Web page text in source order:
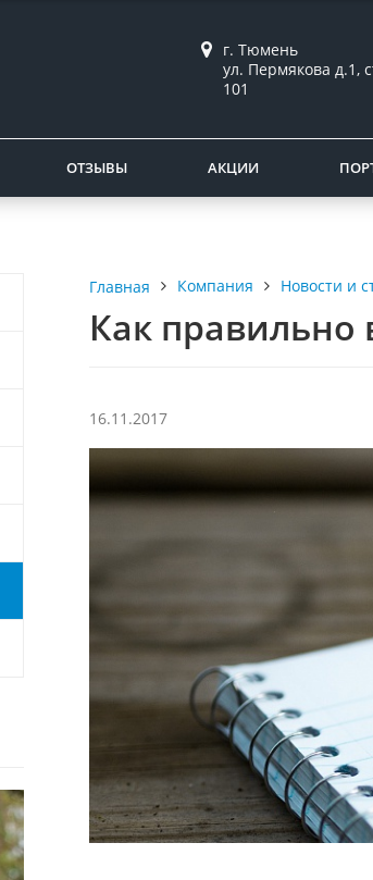
г. Тюмень
ул. Пермякова д.1,
101
ОТЗЫВЫ АКЦИИ
Главная Компания Новости и
Как
16.11.2017